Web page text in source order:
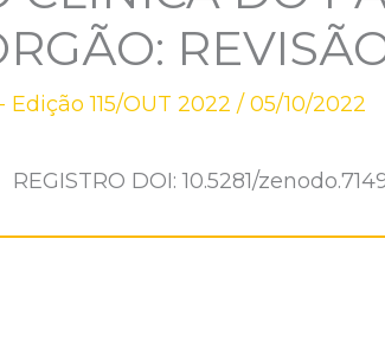
115/OUT 2022 /05/10/2022
REGISTRO DOI: 10.5281/